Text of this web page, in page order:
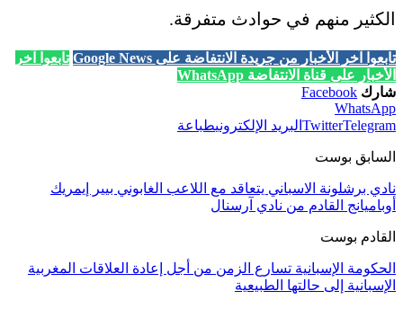
الكثير منهم في حوادث متفرقة.
تابعوا آخر الأخبار من جريدة الانتفاضة على Google News
تابعوا آخر
الأخبار على قناة الانتفاضة WhatsApp
شارك Facebook
WhatsApp
TwitterTelegram البريد الإلكترونيطباعة
السابق بوست
نادي برشلونة الاسباني يتعاقد مع اللاعب الغابوني بيير إيمريك
أوباميانج القادم من نادي آرسنال
القادم بوست
الحكومة الإسبانية تسارع الزمن من أجل إعادة العلاقات المغربية
الإسبانية إلى حالتها الطبيعية